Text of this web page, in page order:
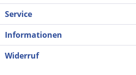
Service
Informationen
Widerruf